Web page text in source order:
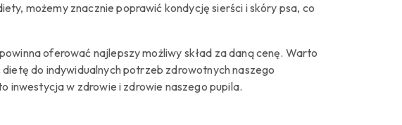
możemy znacznie poprawić kondycję sierści i skóry psa, co
oferować najlepszy możliwy skład za daną cenę. Warto
do indywidualnych potrzeb zdrowotnych naszego
inwestycja w zdrowie i zdrowie naszego pupila.